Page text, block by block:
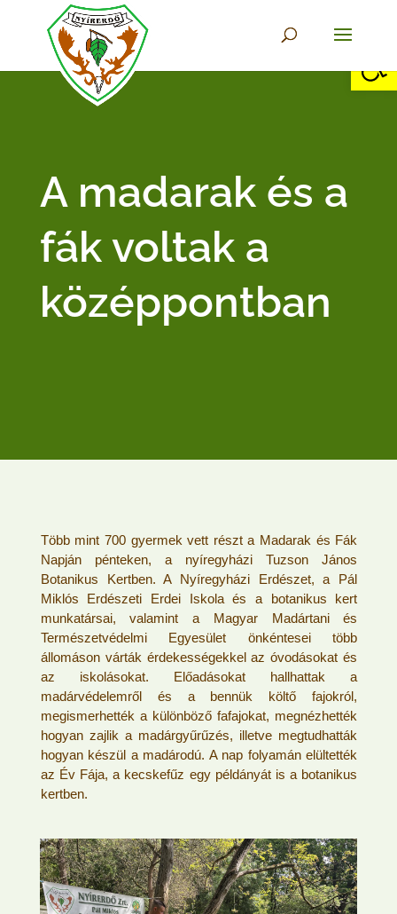
A madarak és a
fák voltak a
középpontban
Több mint 700 gyermek vett részt a Madarak és Fák
Napján pénteken, a nyíregyházi Tuzson János
Botanikus Kertben. A Nyíregyházi Erdészet, a Pál
Miklós Erdészeti Erdei Iskola és a botanikus kert
munkatársai, valamint a Magyar Madártani és
Természetvédelmi Egyesület önkéntesei több
állomáson várták érdekességekkel az óvodásokat és
az iskolásokat. Előadásokat hallhattak a
madárvédelemről és a bennük költő fajokról,
megismerhették a különböző fafajokat, megnézhették
hogyan zajlik a madárgyűrűzés, illetve megtudhatták
hogyan készül a madárodú. A nap folyamán elültették
az Év Fája, a kecskefűz egy példányát is a botanikus
kertben.